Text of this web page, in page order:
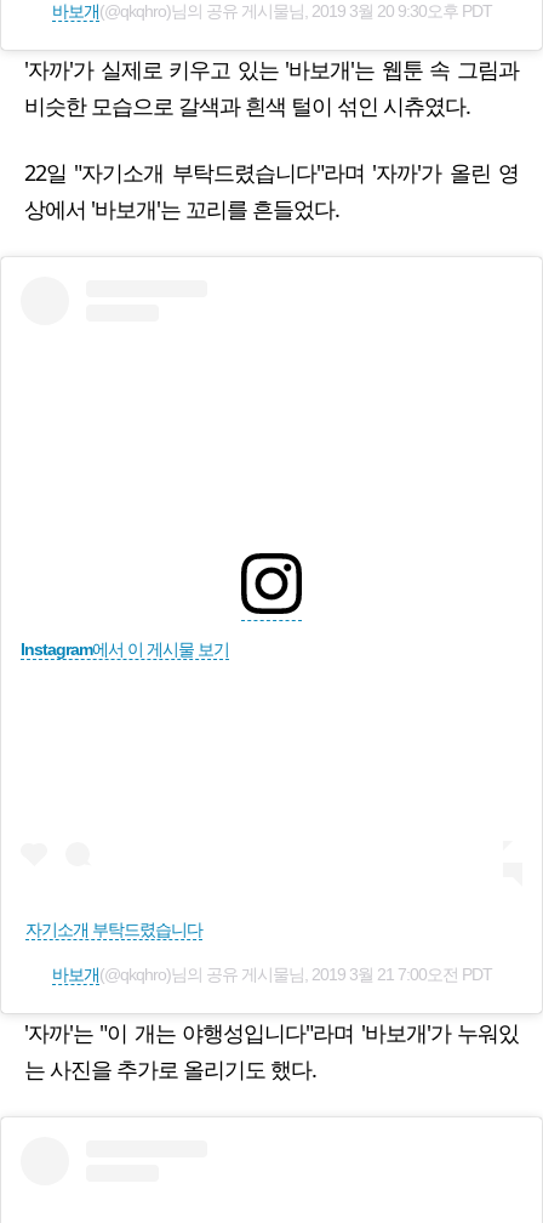
바보개(@qkqhro)님의 공유 게시물님, 2019 3월 20 9:30오후 PDT
'자까'가 실제로 키우고 있는 '바보개'는 웹툰 속 그림과
비슷한 모습으로 갈색과 흰색 털이 섞인 시츄였다.
22일 "자기소개 부탁드렸습니다"라며 '자까'가 올린 영
상에서 '바보개'는 꼬리를 흔들었다.
Instagram에서 이 게시물 보기
자기소개 부탁드렸습니다
바보개(@qkqhro)님의 공유 게시물님, 2019 3월 21 7:00오전 PDT
'자까'는 "이 개는 야행성입니다"라며 '바보개'가 누워있
는 사진을 추가로 올리기도 했다.